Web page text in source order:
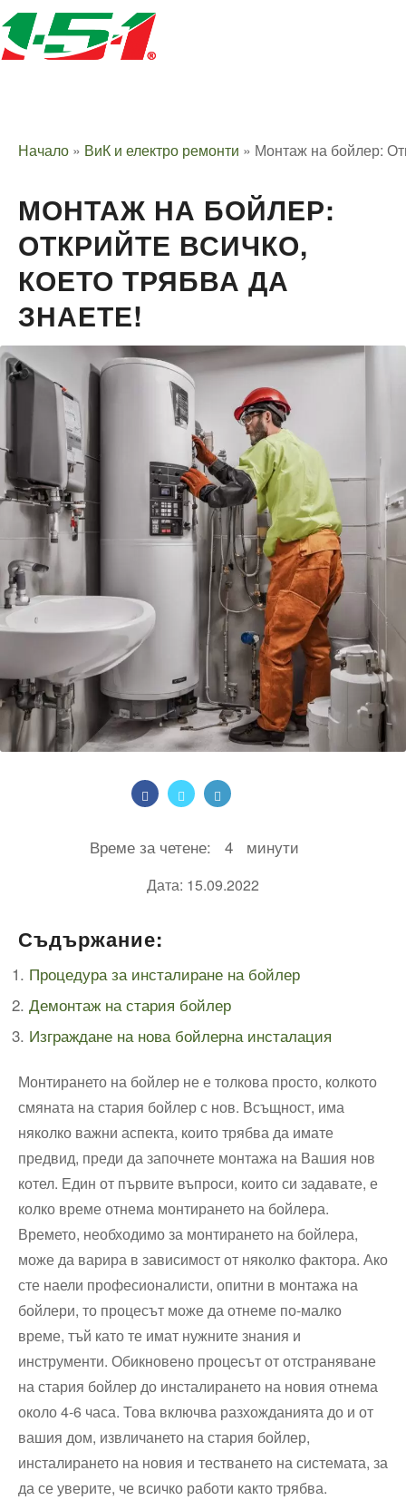
Начало » ВиК и електро ремонти » Монтаж на бойлер:
МОНТАЖ НА БОЙЛЕР:
ОТКРИЙТЕ ВСИЧКО,
КОЕТО ТРЯБВА ДА
ЗНАЕТЕ!
Време за четене: 4 минути
Дата: 15.09.2022
Съдържание:
Процедура за инсталиране ‌на бойлер
Демонтаж на стария бойлер
Изграждане на​ нова бойлерна инсталация
Монтирането на бойлер не е толкова просто, колкото
смяната на стария бойлер с нов. Всъщност, има
няколко важни аспекта, които трябва да имате
предвид, преди да започнете монтажа на Вашия нов
котел. Един от първите въпроси, които си задавате, е
колко време отнема монтирането на бойлера.
Времето, необходимо за монтирането на бойлера,
може да варира в зависимост от няколко фактора. Ако
сте наели професионалисти, опитни в монтажа на
бойлери, то процесът може да отнеме по-малко
време, тъй като те имат нужните знания и
инструменти. Обикновено процесът от отстраняване
на стария бойлер до инсталирането на новия отнема
около 4-6 часа. Това включва разхожданията до и от
вашия дом, извличането на стария бойлер,
инсталирането на новия и тестването на системата, за
да се уверите, че всичко работи както трябва.